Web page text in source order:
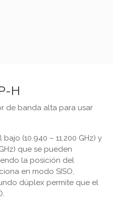
H
de banda alta para usar
(10.940 – 11.200 GHz) y
que se pueden
la posición del
en modo SISO,
dúplex permite que el